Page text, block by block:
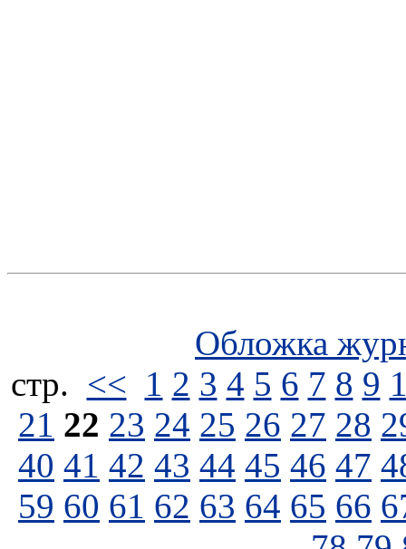
Обложка
стp. << 1 2 3 4 5 6 7 8 9
21 22 23 24 25 26 27 28
40 41 42 43 44 45 46 47
59 60 61 62 63 64 65 66